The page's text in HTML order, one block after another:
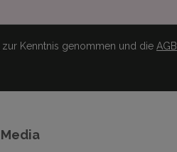
zur Kenntnis genommen und die AGB